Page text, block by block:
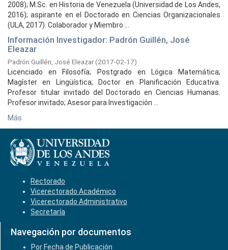
2008); M.Sc. en Historia de Venezuela (Universidad de Los Andes,
2016); aspirante en el Doctorado en Ciencias Organizacionales
(ULA, 2017). Colaborador y Miembro ...
Información Investigador: Padrón Guillén, José
Eleazar
Padrón Guillén, José Eleazar(2017-02-17)
Licenciado en Filosofía; Postgrado en Lógica Matemática;
Magíster en Lingüística; Doctor en Planificación Educativa.
Profesor titular invitado del Doctorado en Ciencias Humanas.
Profesor invitado; Asesor para Investigación ...
Más
Rectorado
Vicerectorado Académico
Vicerectorado Administrativo
Secretaría
Navegación por documentos
Por Fecha de Publicación